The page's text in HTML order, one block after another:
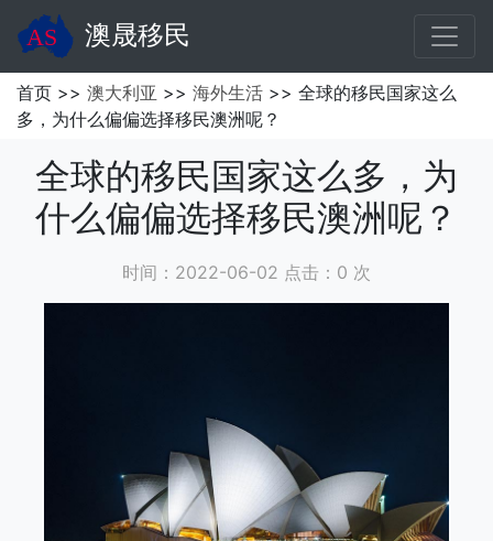
澳晟移民
首页 >> 澳大利亚 >> 海外生活 >> 全球的移民国家这么
多，为什么偏偏选择移民澳洲呢？
全球的移民国家这么多，为
什么偏偏选择移民澳洲呢？
时间：2022-06-02 点击： 0 次